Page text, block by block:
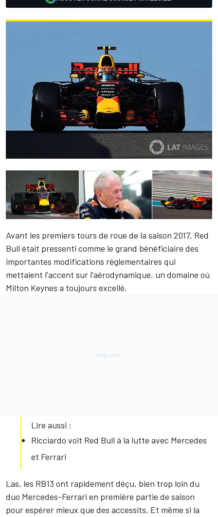
Avant les premiers tours de roue de la saison 2017, Red
Bull était pressenti comme le grand bénéficiaire des
importantes modifications réglementaires qui
mettaient l'accent sur l'aérodynamique, un domaine où
Milton Keynes a toujours excellé.
Lire aussi :
Ricciardo voit Red Bull à la lutte avec Mercedes
et Ferrari
Las, les RB13 ont rapidement déçu, bien trop loin du
duo Mercedes-Ferrari en première partie de saison
pour espérer mieux que des accessits. Et même si la